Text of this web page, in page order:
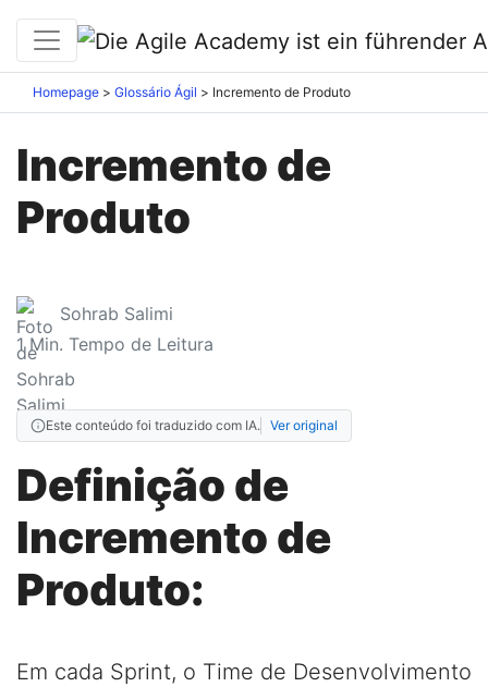
Homepage Glossário Ágil Incremento de Produto
Incremento de
Produto
Sohrab Salimi
1 Min. Tempo de Leitura
Este conteúdo foi traduzido com IA. Ver original
Definição de
Incremento de
Produto:
Em cada Sprint, o Time de Desenvolvimento